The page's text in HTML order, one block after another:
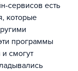
сервисов есть
которые
программы
смогут